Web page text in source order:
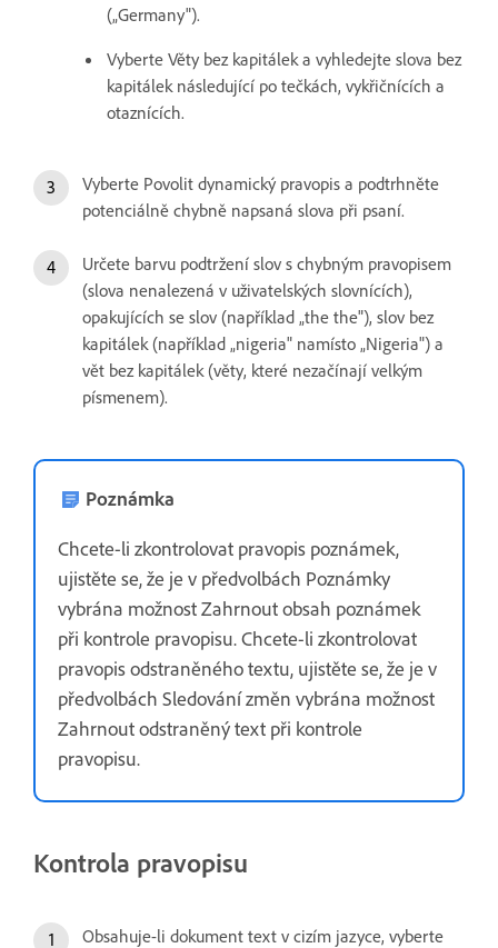
(„Germany").
Vyberte Věty bez kapitálek a vyhledejte slova bez
kapitálek následující po tečkách, vykřičnících a
otaznících.
Vyberte Povolit dynamický pravopis a podtrhněte
potenciálně chybně napsaná slova při psaní.
Určete barvu podtržení slov s chybným pravopisem
(slova nenalezená v uživatelských slovnících),
opakujících se slov (například „the the"), slov bez
kapitálek (například „nigeria" namísto „Nigeria") a
vět bez kapitálek (věty, které nezačínají velkým
písmenem).
Poznámka
Chcete-li zkontrolovat pravopis poznámek,
ujistěte se, že je v předvolbách Poznámky
vybrána možnost Zahrnout obsah poznámek
při kontrole pravopisu. Chcete-li zkontrolovat
pravopis odstraněného textu, ujistěte se, že je v
předvolbách Sledování změn vybrána možnost
Zahrnout odstraněný text při kontrole
pravopisu.
Kontrola pravopisu
Obsahuje-li dokument text v cizím jazyce, vyberte